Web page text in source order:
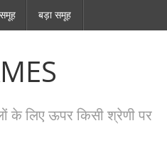
बड़ा समूह
के लिए ऊपर किसी श्रेणी पर